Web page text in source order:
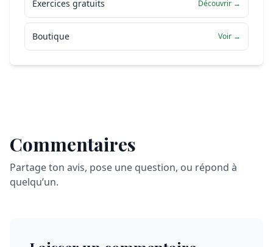
Exercices gratuits Découvrir →
Boutique Voir →
Commentaires
Partage ton avis, pose une question, ou répond à
quelqu’un.